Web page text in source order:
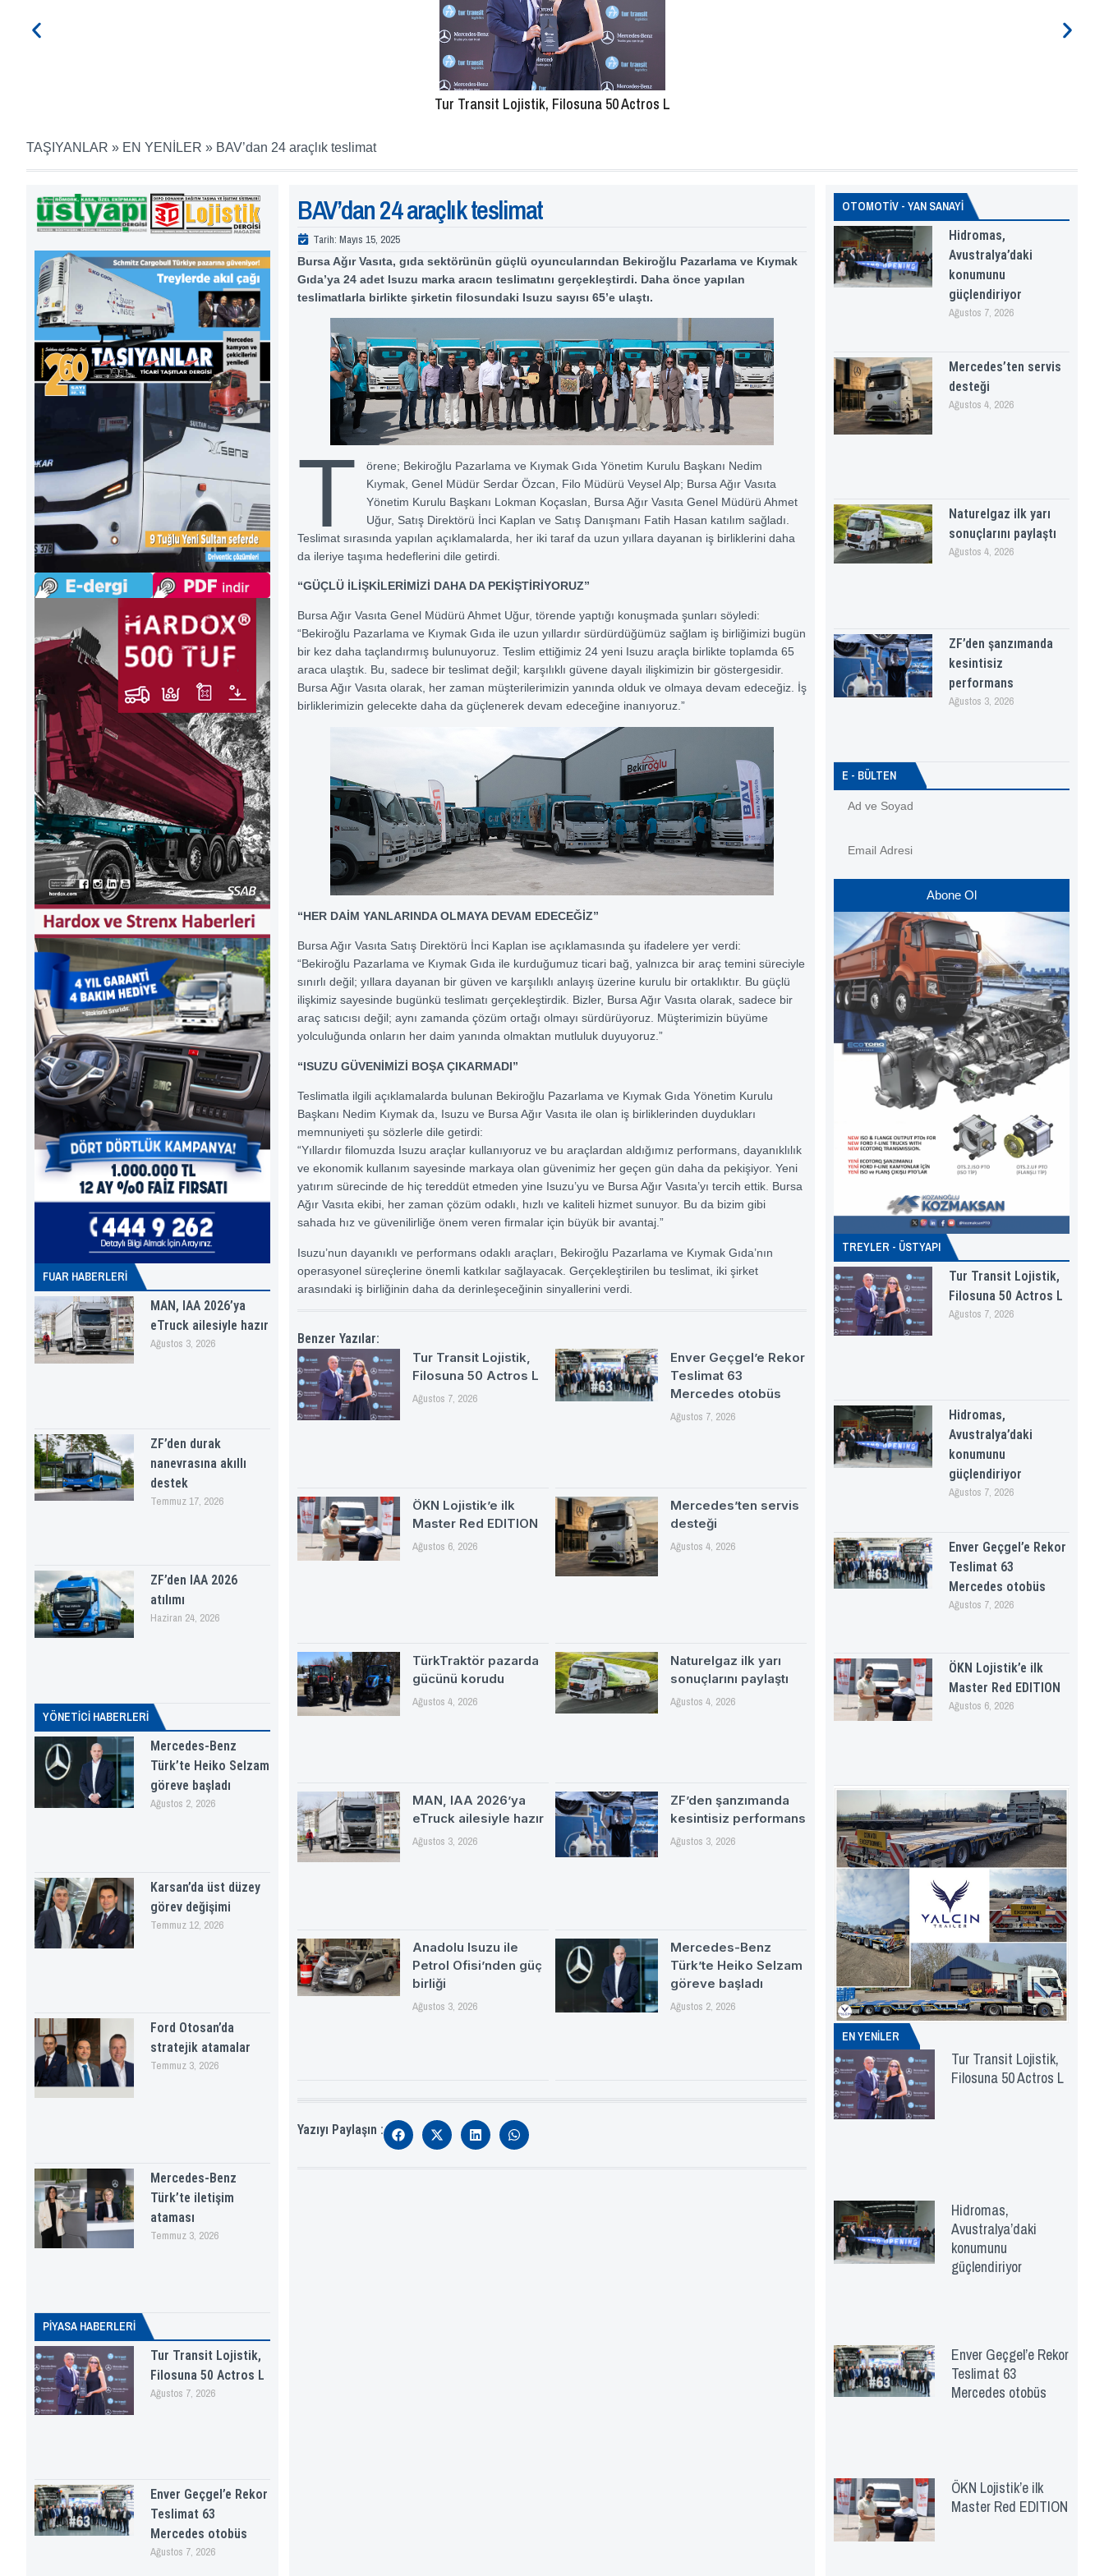
Tur Transit Lojistik, Filosuna 50 Actros L
TAŞIYANLAR » EN YENİLER » BAV’dan 24 araçlık teslimat
FUAR HABERLERI
MAN, IAA 2026’ya
eTruck ailesiyle hazır
Ağustos 3, 2026
ZF’den durak
nanevrasına akıllı
destek
Temmuz 17, 2026
ZF’den IAA 2026
atılımı
Haziran 24, 2026
YÖNETICI HABERLERI
Mercedes-Benz
Türk’te Heiko Selzam
göreve başladı
Ağustos 2, 2026
Karsan’da üst düzey
görev değişimi
Temmuz 12, 2026
Ford Otosan’da
stratejik atamalar
Temmuz 3, 2026
Mercedes-Benz
Türk’te iletişim
ataması
Temmuz 3, 2026
PİYASA HABERLERI
Tur Transit Lojistik,
Filosuna 50 Actros L
Ağustos 7, 2026
Enver Geçgel’e Rekor
Teslimat 63
Mercedes otobüs
Ağustos 7, 2026
BAV’dan 24 araçlık teslimat
Tarih: Mayıs 15, 2025
Bursa Ağır Vasıta, gıda sektörünün güçlü oyuncularından Bekiroğlu Pazarlama ve Kıymak
Gıda’ya 24 adet Isuzu marka aracın teslimatını gerçekleştirdi. Daha önce yapılan
teslimatlarla birlikte şirketin filosundaki Isuzu sayısı 65’e ulaştı.
T
örene; Bekiroğlu Pazarlama ve Kıymak Gıda Yönetim Kurulu Başkanı Nedim
Kıymak, Genel Müdür Serdar Özcan, Filo Müdürü Veysel Alp; Bursa Ağır Vasıta
Yönetim Kurulu Başkanı Lokman Koçaslan, Bursa Ağır Vasıta Genel Müdürü Ahmet
Uğur, Satış Direktörü İnci Kaplan ve Satış Danışmanı Fatih Hasan katılım sağladı.
Teslimat sırasında yapılan açıklamalarda, her iki taraf da uzun yıllara dayanan iş birliklerini daha
da ileriye taşıma hedeflerini dile getirdi.
“GÜÇLÜ İLİŞKİLERİMİZİ DAHA DA PEKİŞTİRİYORUZ”
Bursa Ağır Vasıta Genel Müdürü Ahmet Uğur, törende yaptığı konuşmada şunları söyledi:
“Bekiroğlu Pazarlama ve Kıymak Gıda ile uzun yıllardır sürdürdüğümüz sağlam iş birliğimizi bugün
bir kez daha taçlandırmış bulunuyoruz. Teslim ettiğimiz 24 yeni Isuzu araçla birlikte toplamda 65
araca ulaştık. Bu, sadece bir teslimat değil; karşılıklı güvene dayalı ilişkimizin bir göstergesidir.
Bursa Ağır Vasıta olarak, her zaman müşterilerimizin yanında olduk ve olmaya devam edeceğiz. İş
birliklerimizin gelecekte daha da güçlenerek devam edeceğine inanıyoruz.”
“HER DAİM YANLARINDA OLMAYA DEVAM EDECEĞİZ”
Bursa Ağır Vasıta Satış Direktörü İnci Kaplan ise açıklamasında şu ifadelere yer verdi:
“Bekiroğlu Pazarlama ve Kıymak Gıda ile kurduğumuz ticari bağ, yalnızca bir araç temini süreciyle
sınırlı değil; yıllara dayanan bir güven ve karşılıklı anlayış üzerine kurulu bir ortaklıktır. Bu güçlü
ilişkimiz sayesinde bugünkü teslimatı gerçekleştirdik. Bizler, Bursa Ağır Vasıta olarak, sadece bir
araç satıcısı değil; aynı zamanda çözüm ortağı olmayı sürdürüyoruz. Müşterimizin büyüme
yolculuğunda onların her daim yanında olmaktan mutluluk duyuyoruz.”
“ISUZU GÜVENİMİZİ BOŞA ÇIKARMADI”
Teslimatla ilgili açıklamalarda bulunan Bekiroğlu Pazarlama ve Kıymak Gıda Yönetim Kurulu
Başkanı Nedim Kıymak da, Isuzu ve Bursa Ağır Vasıta ile olan iş birliklerinden duydukları
memnuniyeti şu sözlerle dile getirdi:
“Yıllardır filomuzda Isuzu araçlar kullanıyoruz ve bu araçlardan aldığımız performans, dayanıklılık
ve ekonomik kullanım sayesinde markaya olan güvenimiz her geçen gün daha da pekişiyor. Yeni
yatırım sürecinde de hiç tereddüt etmeden yine Isuzu’yu ve Bursa Ağır Vasıta’yı tercih ettik. Bursa
Ağır Vasıta ekibi, her zaman çözüm odaklı, hızlı ve kaliteli hizmet sunuyor. Bu da bizim gibi
sahada hız ve güvenilirliğe önem veren firmalar için büyük bir avantaj.”
Isuzu’nun dayanıklı ve performans odaklı araçları, Bekiroğlu Pazarlama ve Kıymak Gıda’nın
operasyonel süreçlerine önemli katkılar sağlayacak. Gerçekleştirilen bu teslimat, iki şirket
arasındaki iş birliğinin daha da derinleşeceğinin sinyallerini verdi.
Benzer Yazılar:
Tur Transit Lojistik,
Filosuna 50 Actros L
Ağustos 7, 2026
Enver Geçgel’e Rekor
Teslimat 63
Mercedes otobüs
Ağustos 7, 2026
ÖKN Lojistik’e ilk
Master Red EDITION
Ağustos 6, 2026
Mercedes’ten servis
desteği
Ağustos 4, 2026
TürkTraktör pazarda
gücünü korudu
Ağustos 4, 2026
Naturelgaz ilk yarı
sonuçlarını paylaştı
Ağustos 4, 2026
MAN, IAA 2026’ya
eTruck ailesiyle hazır
Ağustos 3, 2026
ZF’den şanzımanda
kesintisiz performans
Ağustos 3, 2026
Anadolu Isuzu ile
Petrol Ofisi’nden güç
birliği
Ağustos 3, 2026
Mercedes-Benz
Türk’te Heiko Selzam
göreve başladı
Ağustos 2, 2026
Yazıyı Paylaşın :
OTOMOTİV - YAN SANAYİ
Hidromas,
Avustralya’daki
konumunu
güçlendiriyor
Ağustos 7, 2026
Mercedes’ten servis
desteği
Ağustos 4, 2026
Naturelgaz ilk yarı
sonuçlarını paylaştı
Ağustos 4, 2026
ZF’den şanzımanda
kesintisiz
performans
Ağustos 3, 2026
E - BÜLTEN
Abone Ol
TREYLER - ÜSTYAPI
Tur Transit Lojistik,
Filosuna 50 Actros L
Ağustos 7, 2026
Hidromas,
Avustralya’daki
konumunu
güçlendiriyor
Ağustos 7, 2026
Enver Geçgel’e Rekor
Teslimat 63
Mercedes otobüs
Ağustos 7, 2026
ÖKN Lojistik’e ilk
Master Red EDITION
Ağustos 6, 2026
EN YENİLER
Tur Transit Lojistik,
Filosuna 50 Actros L
Hidromas,
Avustralya’daki
konumunu
güçlendiriyor
Enver Geçgel’e Rekor
Teslimat 63
Mercedes otobüs
ÖKN Lojistik’e ilk
Master Red EDITION